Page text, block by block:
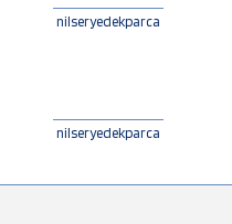
nilseryedekparca
nilseryedekparca